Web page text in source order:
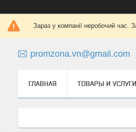
Зараз у компанії неробочий час.
promzona.vn@gmail.com
ГЛАВНАЯ ТОВАРЫ И УСЛУГИ